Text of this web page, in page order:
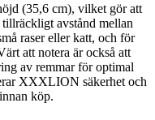
(35,6 cm), vilket gör att
avstånd mellan
raser eller katt, och för
att notera är också att
av remmar för optimal
XXXLION säkerhet och
köp.